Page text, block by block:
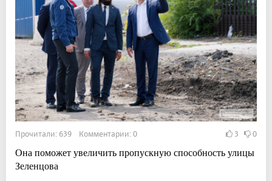
Прочитали: 639 Комментарии: 0 3 0
Она поможет увеличить пропускную способность улицы
Зеленцова